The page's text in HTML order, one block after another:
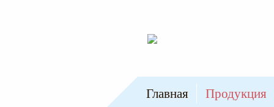
Главная Продукция